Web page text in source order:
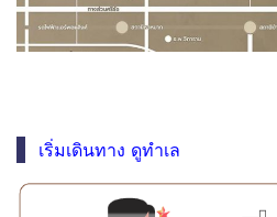
เริ่มเดินทาง ดูทำเล